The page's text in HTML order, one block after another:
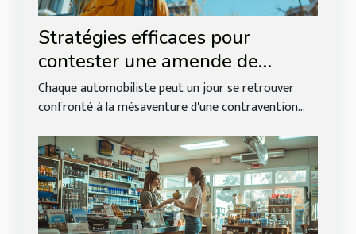
Stratégies efficaces pour
contester une amende de
stationnement
Chaque automobiliste peut un jour se retrouver
confronté à la mésaventure d'une contravention...